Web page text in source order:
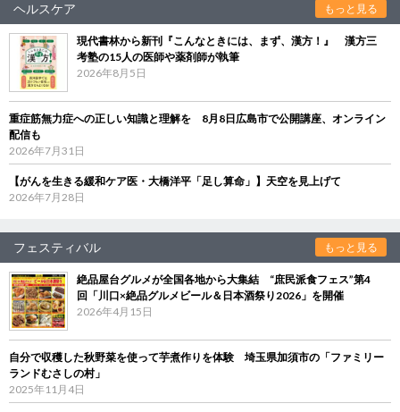
ヘルスケア もっと見る
現代書林から新刊『こんなときには、まず、漢方！』 漢方三
考塾の15人の医師や薬剤師が執筆
2026年8月5日
重症筋無力症への正しい知識と理解を 8月8日広島市で公開講座、オンライン
配信も
2026年7月31日
【がんを生きる緩和ケア医・大橋洋平「足し算命」】天空を見上げて
2026年7月28日
フェスティバル もっと見る
絶品屋台グルメが全国各地から大集結 “庶民派食フェス”第4
回「川口×絶品グルメビール＆日本酒祭り2026」を開催
2026年4月15日
自分で収穫した秋野菜を使って芋煮作りを体験 埼玉県加須市の「ファミリー
ランドむさしの村」
2025年11月4日